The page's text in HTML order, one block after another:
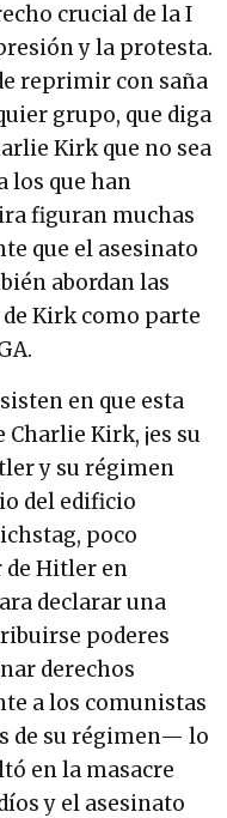
crucial de la I
y la protesta.
reprimir con saña
grupo, que diga
Kirk que no sea
los que han
figuran muchas
que el asesinato
abordan las
Kirk como parte
en que esta
Kirk, ¡es su
y su régimen
del edificio
poco
de Hitler en
declarar una
poderes
derechos
a los comunistas
de su régimen— lo
en la masacre
y el asesinato